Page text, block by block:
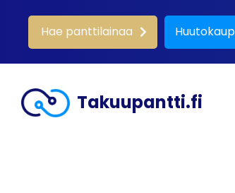
Hae panttilainaa
Takuupantti.fi